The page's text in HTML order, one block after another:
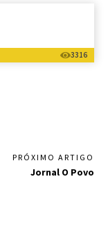
3316
PRÓXIMO ARTIGO
Jornal O Povo